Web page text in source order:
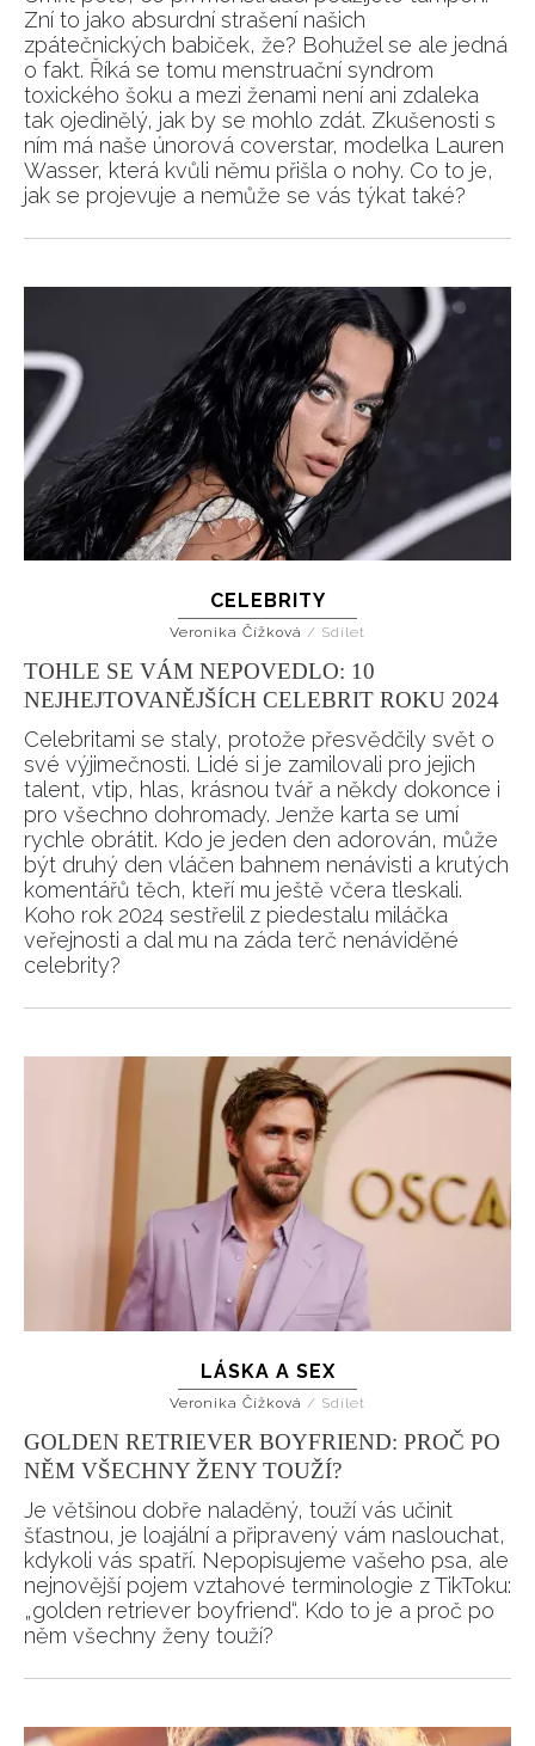
Zní to jako absurdní strašení našich
zpátečnických babiček, že? Bohužel se ale jedná
o fakt. Říká se tomu menstruační syndrom
toxického šoku a mezi ženami není ani zdaleka
tak ojedinělý, jak by se mohlo zdát. Zkušenosti s
ním má naše únorová coverstar, modelka Lauren
Wasser, která kvůli němu přišla o nohy. Co to je,
jak se projevuje a nemůže se vás týkat také?
CELEBRITY
Veronika Čížková / Sdílet
TOHLE SE VÁM NEPOVEDLO: 10
NEJHEJTOVANĚJŠÍCH CELEBRIT ROKU 2024
Celebritami se staly, protože přesvědčily svět o
své výjimečnosti. Lidé si je zamilovali pro jejich
talent, vtip, hlas, krásnou tvář a někdy dokonce i
pro všechno dohromady. Jenže karta se umí
rychle obrátit. Kdo je jeden den adorován, může
být druhý den vláčen bahnem nenávisti a krutých
komentářů těch, kteří mu ještě včera tleskali.
Koho rok 2024 sestřelil z piedestalu miláčka
veřejnosti a dal mu na záda terč nenáviděné
celebrity?
LÁSKA A SEX
Veronika Čížková / Sdílet
GOLDEN RETRIEVER BOYFRIEND: PROČ PO
NĚM VŠECHNY ŽENY TOUŽÍ?
Je většinou dobře naladěný, touží vás učinit
šťastnou, je loajální a připravený vám naslouchat,
kdykoli vás spatří. Nepopisujeme vašeho psa, ale
nejnovější pojem vztahové terminologie z TikToku:
„golden retriever boyfriend“. Kdo to je a proč po
něm všechny ženy touží?